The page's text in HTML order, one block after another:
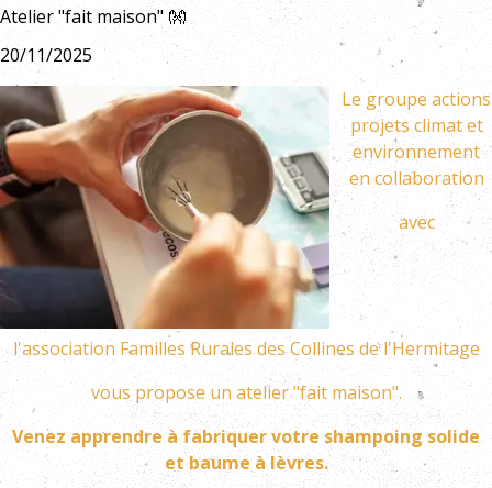
Atelier "fait maison" 👐
20/11/2025
Le groupe actions
projets climat et
environnement
en collaboration
avec
l'association Familles Rurales des Collines de l'Hermitage
vous propose un atelier "fait maison".
Venez apprendre à fabriquer votre shampoing solide
et baume à lèvres.